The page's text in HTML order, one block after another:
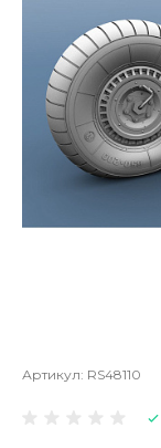
Артикул: RS48110